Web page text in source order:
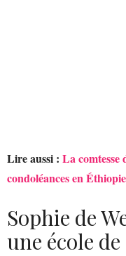
Lire aussi : La comtesse
condoléances en Éthiopie
Sophie de
une école